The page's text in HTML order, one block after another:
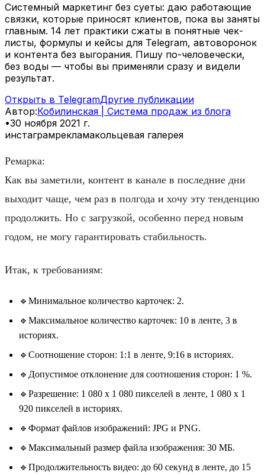
Системный маркетинг без суеты: даю работающие
связки, которые приносят клиентов, пока вы заняты
главным. 14 лет практики сжаты в понятные чек-
листы, формулы и кейсы для Telegram, автоворонок
и контента без выгорания. Пишу по-человечески,
без воды — чтобы вы применяли сразу и видели
результат.
Открыть в TelegramДругие публикации
Автор:Кобилинская | Система продаж из блога
•30 ноября 2021 г.
инстаграмрекламакольцевая галерея
Ремарка:
Как вы заметили, контент в канале в последние дни
выходит чаще, чем раз в полгода и хочу эту тенденцию
продолжить. Но с загрузкой, особенно перед новым
годом, не могу гарантировать стабильность.
Итак, к требованиям:
🔹Минимальное количество карточек: 2.
🔹Максимальное количество карточек: 10 в ленте, 3 в
историях.
🔹Соотношение сторон: 1:1 в ленте, 9:16 в историях.
🔹Допустимое отклонение для соотношения сторон: 1 %.
🔹Разрешение: 1 080 x 1 080 пикселей в ленте, 1 080 x 1
920 пикселей в историях.
🔹Формат файлов изображений: JPG и PNG.
🔹Максимальный размер файла изображения: 30 МБ.
🔹Продолжительность видео: до 60 секунд в ленте, до 15